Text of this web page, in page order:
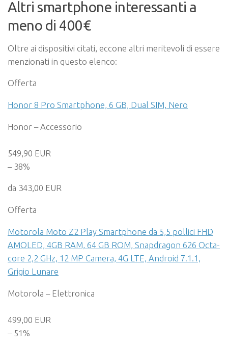
Altri smartphone interessanti a
meno di 400€
Oltre ai dispositivi citati, eccone altri meritevoli di essere
menzionati in questo elenco:
Offerta
Honor 8 Pro Smartphone, 6 GB, Dual SIM, Nero
Honor – Accessorio
549,90 EUR
– 38%
da 343,00 EUR
Offerta
Motorola Moto Z2 Play Smartphone da 5,5 pollici FHD
AMOLED, 4GB RAM, 64 GB ROM, Snapdragon 626 Octa-
core 2,2 GHz, 12 MP Camera, 4G LTE, Android 7.1.1,
Grigio Lunare
Motorola – Elettronica
499,00 EUR
– 51%